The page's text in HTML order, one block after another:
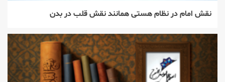
نقش امام در نظام هستی همانند نقش قلب در بدن